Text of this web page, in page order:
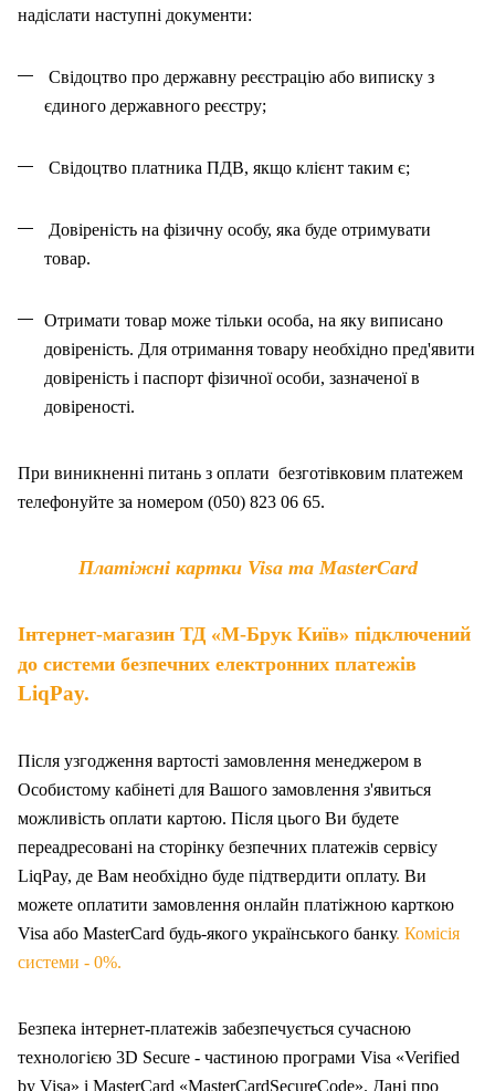
надіслати наступні документи:
Свідоцтво про державну реєстрацію або виписку з
єдиного державного реєстру;
Свідоцтво платника ПДВ, якщо клієнт таким є;
Довіреність на фізичну особу, яка буде отримувати
товар.
Отримати товар може тільки особа, на яку виписано
довіреність. Для отримання товару необхідно пред'явити
довіреність і паспорт фізичної особи, зазначеноїв
довіреності.
При виникненні питань з оплати безготівковим платежем
телефонуйте за номером (050) 823 06 65.
Платіжні картки Visa та MasterCard
Інтернет-магазин ТД «М-Брук Київ» підключений
до системи безпечних електронних платежів
LiqPay.
Після узгодження вартості замовлення менеджером в
Особистому кабінеті для Вашого замовлення з'явиться
можливість оплати картою. Після цього Ви будете
переадресовані на сторінку безпечних платежів сервісу
LiqPay, де Вам необхідно буде підтвердити оплату. Ви
можете оплатити замовлення онлайн платіжною карткою
Visa або MasterCard будь-якого українського банку. Комісія
системи - 0%.
Безпека інтернет-платежів забезпечується сучасною
технологією 3D Secure - частиною програми Visa «Verified
by Visa» і MasterCard «MasterCardSecureCode». Дані про